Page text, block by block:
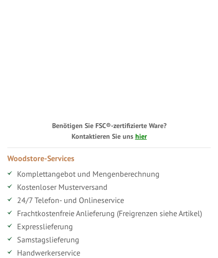
Benötigen Sie FSC®-zertifizierte Ware?
Kontaktieren Sie uns hier
Woodstore-Services
Komplettangebot und Mengenberechnung
Kostenloser Musterversand
24/7 Telefon- und Onlineservice
Frachtkostenfreie Anlieferung (Freigrenzen siehe Artikel)
Expresslieferung
Samstagslieferung
Handwerkerservice